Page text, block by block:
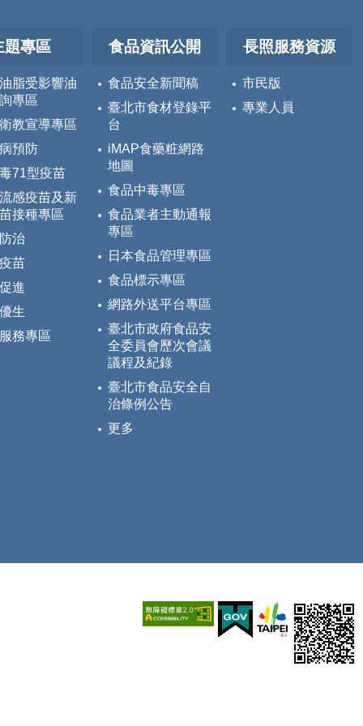
題專區
脂受影響油
專區
教宣導專區
預防
71型疫苗
感疫苗及新
接種專區
治
苗
進
生
務專區
食品資訊公開
食品安全新聞稿
臺北市食材登錄平
台
iMAP食藥粧網路
地圖
食品中毒專區
食品業者主動通報
專區
日本食品管理專區
食品標示專區
網路外送平台專區
臺北市政府食品安
全委員會歷次會議
議程及紀錄
臺北市食品安全自
治條例公告
更多
長照服務資源
市民版
專業人員